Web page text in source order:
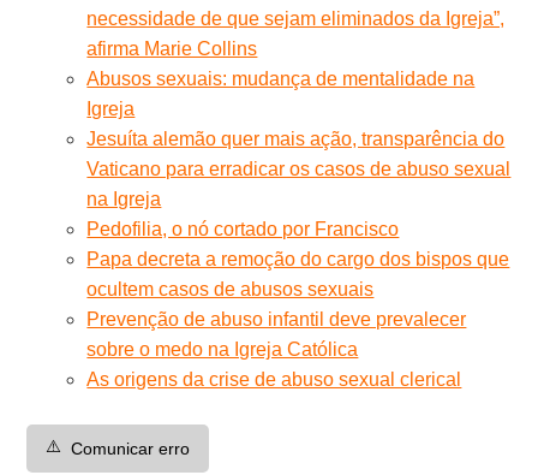
necessidade de que sejam eliminados da Igreja”,
afirma Marie Collins
Abusos sexuais: mudança de mentalidade na
Igreja
Jesuíta alemão quer mais ação, transparência do
Vaticano para erradicar os casos de abuso sexual
na Igreja
Pedofilia, o nó cortado por Francisco
Papa decreta a remoção do cargo dos bispos que
ocultem casos de abusos sexuais
Prevenção de abuso infantil deve prevalecer
sobre o medo na Igreja Católica
As origens da crise de abuso sexual clerical
⚠️ Comunicar erro